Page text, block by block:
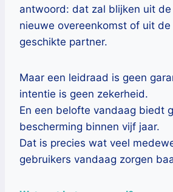
antwoord: dat zal blijken uit
nieuwe overeenkomst of uit
geschikte partner.
Maar een leidraad is geen
intentie is geen zekerheid.
En een belofte vandaag biedt
bescherming binnen vijf jaar.
Dat is precies wat veel
gebruikers vandaag zorgen